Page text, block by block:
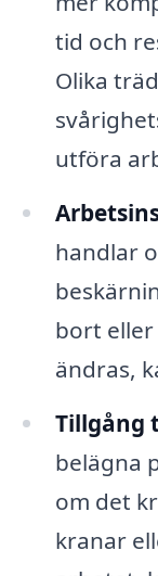
tid och
Olika
utföra
handlar
bort
ändras,
Tillgång
belägna
om det
kranar